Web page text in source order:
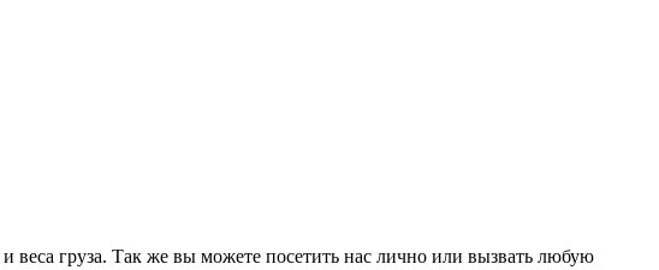
веса груза. Так же вы можете посетить нас лично или вызвать любую